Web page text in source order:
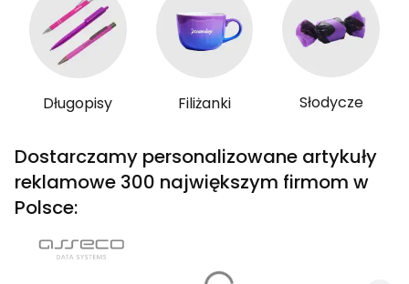
Długopisy Filiżanki Słodycze
Dostarczamy personalizowane artykuły
reklamowe 300 największym firmom w
Polsce: